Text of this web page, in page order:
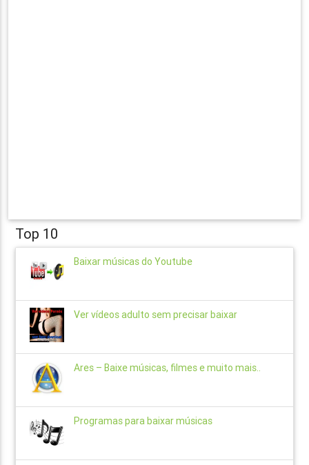
Top 10
Baixar músicas do Youtube
Ver vídeos adulto sem precisar baixar
Ares – Baixe músicas, filmes e muito mais..
Programas para baixar músicas